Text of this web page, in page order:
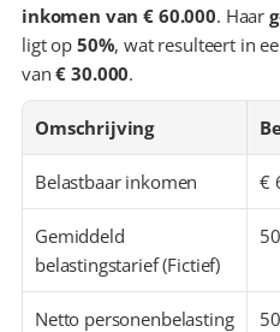
inkomen van € 60.000. Haar
ligt op 50%, wat resulteert in
van € 30.000.
Omschrijving
Belastbaar inkomen €
Gemiddeld
belastingstarief (Fictief)
Netto personenbelasting